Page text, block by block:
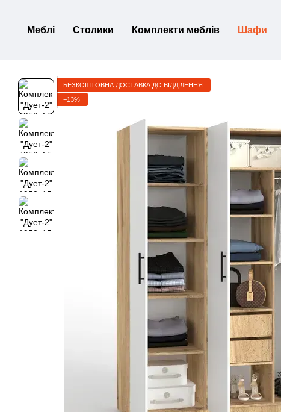
Меблі Столики Комплекти меблів Шафи
БЕЗКОШТОВНА ДОСТАВКА ДО ВІДДІЛЕННЯ
−13%